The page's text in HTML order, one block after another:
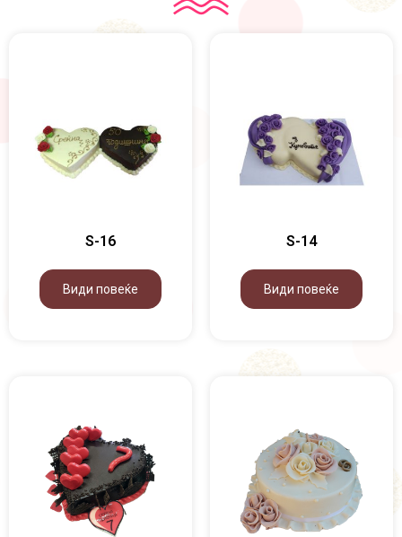
S-16
Види повеќе
S-14
Види повеќе